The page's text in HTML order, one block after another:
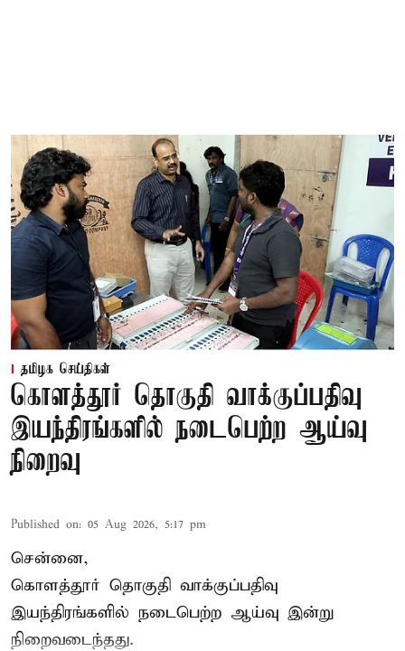
தமிழக செய்திகள்
கொளத்தூர் தொகுதி வாக்குப்பதிவு
இயந்திரங்களில் நடைபெற்ற ஆய்வு
நிறைவு
Published on: 05 Aug 2026, 5:17 pm
சென்னை,
கொளத்தூர் தொகுதி வாக்குப்பதிவு
இயந்திரங்களில் நடைபெற்ற ஆய்வு இன்று
நிறைவடைந்தது.